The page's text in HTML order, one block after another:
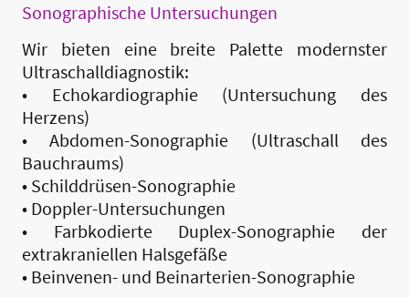
Sonographische Untersuchungen
Wir bieten eine breite Palette modernster
Ultraschalldiagnostik:
• Echokardiographie (Untersuchung des
Herzens)
• Abdomen-Sonographie (Ultraschall des
Bauchraums)
• Schilddrüsen-Sonographie
• Doppler-Untersuchungen
• Farbkodierte Duplex-Sonographie der
extrakraniellen Halsgefäße
• Beinvenen- und Beinarterien-Sonographie